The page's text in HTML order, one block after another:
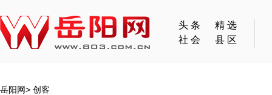
头条
精选
社会
县区
岳阳网> 创客